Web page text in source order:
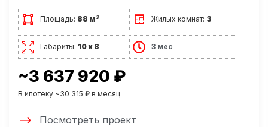
Площадь: 88 м2 Жилых комнат: 3
Габариты: 10 х 8 3 мес
~3 637 920 ₽
В ипотеку ~30 315 ₽ в месяц
Посмотреть проект